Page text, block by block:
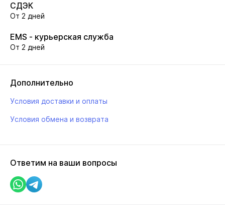
СДЭК
От 2 дней
EMS - курьерская служба
От 2 дней
Дополнительно
Условия доставки и оплаты
Условия обмена и возврата
Ответим на ваши вопросы